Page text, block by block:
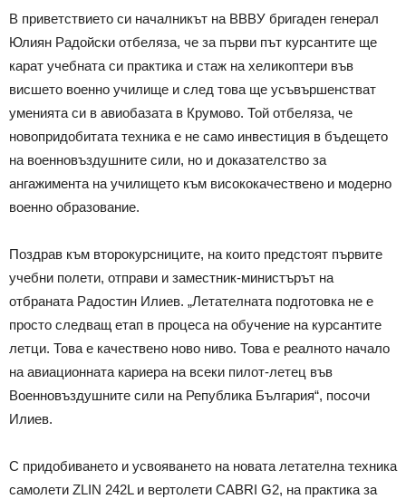
В приветствието си началникът на ВВВУ бригаден генерал
Юлиян Радойски отбеляза, че за първи път курсантите ще
карат учебната си практика и стаж на хеликоптери във
висшето военно училище и след това ще усъвършенстват
уменията си в авиобазата в Крумово. Той отбеляза, че
новопридобитата техника е не само инвестиция в бъдещето
на военновъздушните сили, но и доказателство за
ангажимента на училището към висококачествено и модерно
военно образование.
Поздрав към второкурсниците, на които предстоят първите
учебни полети, отправи и заместник-министърът на
отбраната Радостин Илиев. „Летателната подготовка не е
просто следващ етап в процеса на обучение на курсантите
летци. Това е качествено ново ниво. Това е реалното начало
на авиационната кариера на всеки пилот-летец във
Военновъздушните сили на Република България“, посочи
Илиев.
С придобиването и усвояването на новата летателна техника
самолети ZLIN 242L и вертолети CABRI G2, на практика за